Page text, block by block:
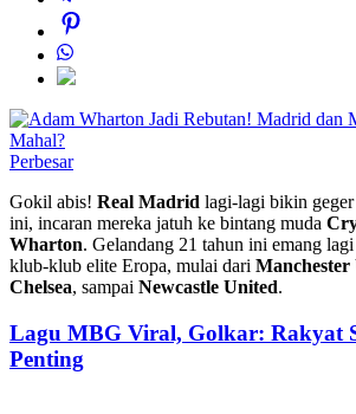
Perbesar
Gokil abis! Real Madrid lagi-lagi bikin
ini, incaran mereka jatuh ke bintang muda
Wharton. Gelandang 21 tahun ini emang
klub-klub elite Eropa, mulai dari Manchester
Chelsea, sampai Newcastle United.
Lagu MBG Viral, Golkar: Rakyat
Penting